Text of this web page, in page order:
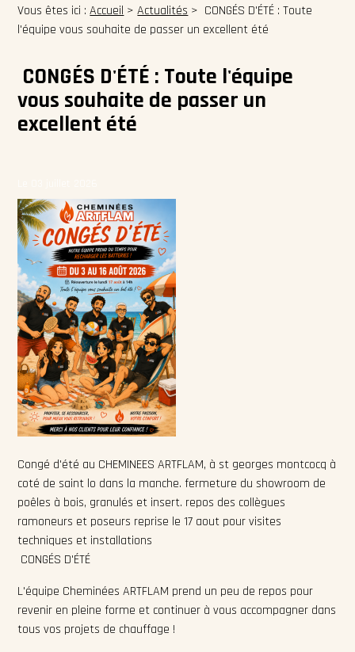
Vous êtes ici : Accueil >Actualités > CONGÉS D'ÉTÉ : Toute
l'équipe vous souhaite de passer un excellent été
CONGÉS D'ÉTÉ : Toute l'équipe
vous souhaite de passer un
excellent été
Congé d'été au CHEMINEES ARTFLAM, à st georges montcocq à
coté de saint lo dans la manche. fermeture du showroom de
poêles à bois, granulés et insert. repos des collègues
ramoneurs et poseurs reprise le 17 aout pour visites
techniques et installations
CONGÉS D'ÉTÉ
L'équipe Cheminées ARTFLAM prend un peu de repos pour
revenir en pleine forme et continuer à vous accompagner dans
tous vos projets de chauffage !